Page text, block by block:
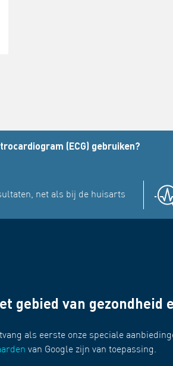
(ECG) gebruiken?
net als bij de huisarts
gebied van gezondheid
als eerste onze speciale
van Google zijn van toepassing.